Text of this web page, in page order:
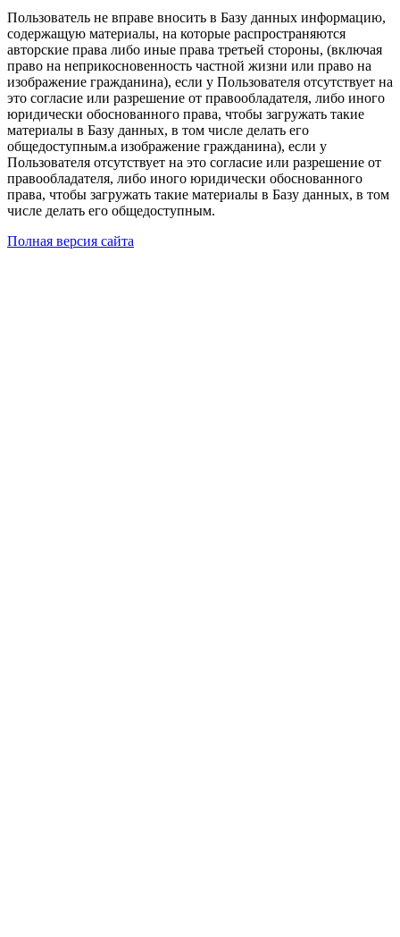
Пользователь не вправе вносить в Базу данных информацию,
содержащую материалы, на которые распространяются
авторские права либо иные права третьей стороны, (включая
право на неприкосновенность частной жизни или право на
изображение гражданина), если у Пользователя отсутствует на
это согласие или разрешение от правообладателя, либо иного
юридически обоснованного права, чтобы загружать такие
материалы в Базу данных, в том числе делать его
общедоступным.а изображение гражданина), если у
Пользователя отсутствует на это согласие или разрешение от
правообладателя, либо иного юридически обоснованного
права, чтобы загружать такие материалы в Базу данных, в том
числе делать его общедоступным.
Полная версия сайта